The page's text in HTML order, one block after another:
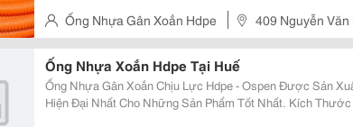
Khả Năng Chịu Lực Lớn, Kinh Tế, Tiết Kiệ
Ống Nhựa Gân Xoắn Hdpe
409 Nguyễn Văn
Thọ, Q.thủ Đức
Ống Nhựa Xoắn Hdpe Tại Huế
Ống Nhựa Gân Xoắn Chịu Lực Hdpe - Ospen Được Sản
Hiện Đại Nhất Cho Những Sản Phẩm Tốt Nhất. Kích Thước Ống Có Đường